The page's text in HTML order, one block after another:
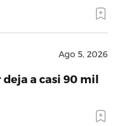
Ago 5, 2026
deja a casi 90 mil